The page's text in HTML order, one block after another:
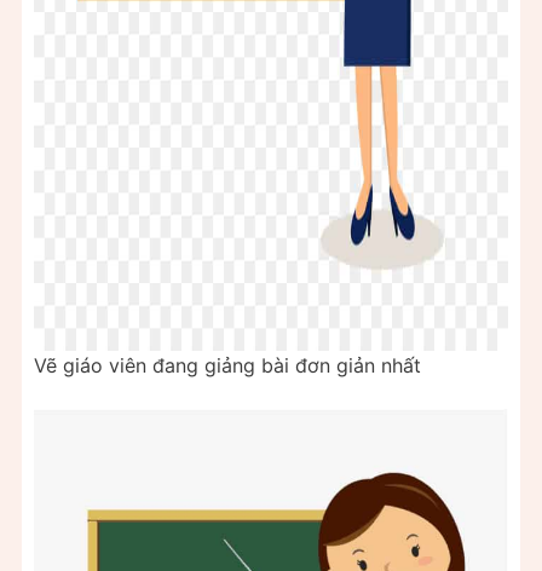
Vẽ giáo viên đang giảng bài đơn giản nhất